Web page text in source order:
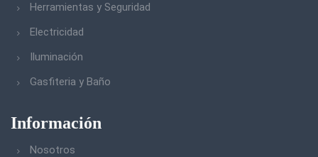
Herramientas y Seguridad
Electricidad
Iluminación
Gasfiteria y Baño
Información
Nosotros